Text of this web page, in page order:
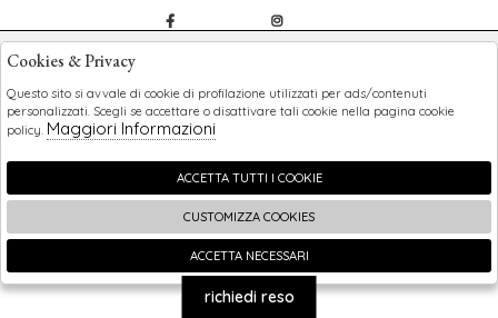
SHOPPING
EXTRA
🍪
richiedi reso
Cookies & Privacy
Questo sito si avvale di cookie di profilazione utilizzati per ads/contenuti
personalizzati. Scegli se accettare o disattivare tali cookie nella pagina cookie
policy. Maggiori Informazioni
ACCETTA TUTTI I COOKIE
CUSTOMIZZA COOKIES
ACCETTA NECESSARI